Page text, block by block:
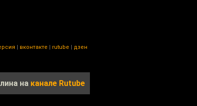
| вконтакте | rutube | дзен
на канале Rutube